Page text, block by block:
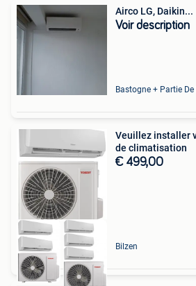
Airco LG, Daikin...
Voir description
Veuillez installer
de climatisation
€ 499,00
Bilzen